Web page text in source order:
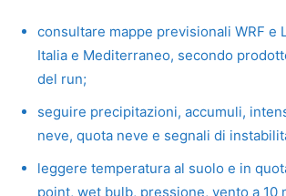
consultare mappe previsionali WRF e
Italia e Mediterraneo, secondo
del run;
seguire precipitazioni, accumuli,
neve, quota neve e segnali di
leggere temperatura al suolo e in
point, wet bulb, pressione, vento a 10